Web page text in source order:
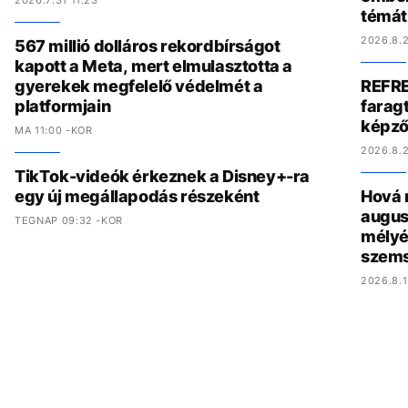
567 millió dolláros rekordbírságot
kapott a Meta, mert elmulasztotta a
gyerekek megfelelő védelmét a
platformjain
MA 11:00 -KOR
TikTok-videók érkeznek a Disney+-ra
egy új megállapodás részeként
TEGNAP 09:32 -KOR
témát
Hová